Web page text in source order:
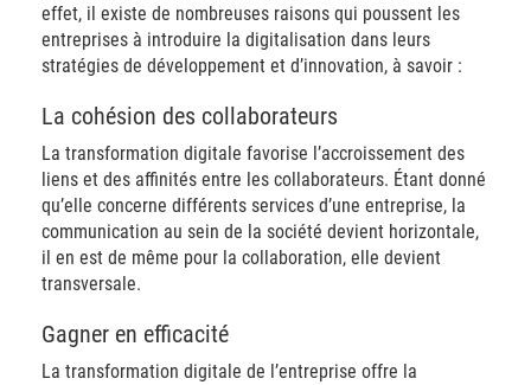
effet, il existe de nombreuses raisons qui poussent les
entreprises à introduire la digitalisation dans leurs
stratégies de développement et d’innovation, à savoir :
La cohésion des collaborateurs
La transformation digitale favorise l’accroissement des
liens et des affinités entre les collaborateurs. Étant donné
qu’elle concerne différents services d’une entreprise, la
communication au sein de la société devient horizontale,
il en est de même pour la collaboration, elle devient
transversale.
Gagner en efficacité
La transformation digitale de l’entreprise offre la